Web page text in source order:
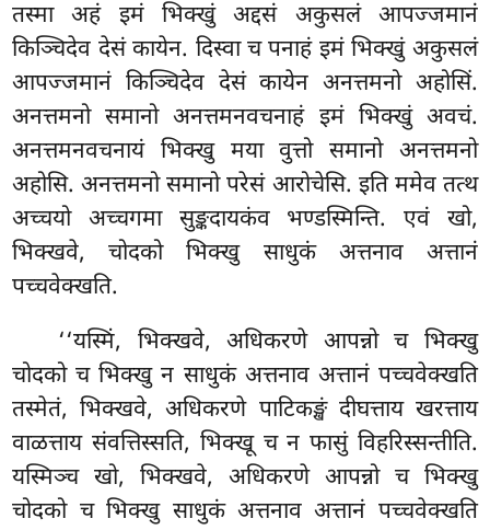
तस्मा अहं इमं भिक्खुं अद्दसं अकुसलं आपज्जमानं
किञ्चिदेव देसं कायेन. दिस्वा च पनाहं इमं भिक्खुं अकुसलं
आपज्जमानं किञ्चिदेव देसं कायेन अनत्तमनो अहोसिं.
अनत्तमनोसमानो अनत्तमनवचनाहं इमं भिक्खुं अवचं.
अनत्तमनवचनायं भिक्खु मया वुत्तो समानो अनत्तमनो
अहोसि. अनत्तमनोसमानो परेसं आरोचेसि. इति ममेव तत्थ
अच्चयो अच्चगमा सुङ्कदायकंव भण्डस्मिन्ति. एवं खो,
भिक्खवे, चोदको भिक्खु साधुकं अत्तनाव अत्तानं
पच्चवेक्खति.
‘‘यस्मिं, भिक्खवे, अधिकरणे आपन्नो च भिक्खु
चोदको च भिक्खु न साधुकं अत्तनाव अत्तानं पच्चवेक्खति
तस्मेतं, भिक्खवे, अधिकरणे पाटिकङ्खं दीघत्ताय खरत्ताय
वाळत्ताय संवत्तिस्सति, भिक्खू च न फासुं विहरिस्सन्तीति.
यस्मिञ्च खो, भिक्खवे, अधिकरणे आपन्नो च भिक्खु
चोदको च भिक्खु साधुकं अत्तनाव अत्तानं पच्चवेक्खति